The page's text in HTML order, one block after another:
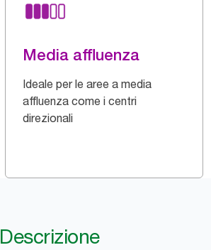
Media affluenza
Ideale per le aree a media
affluenza come i centri
direzionali
Descrizione